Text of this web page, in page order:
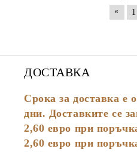
«
1
ДОСТАВКА
Срока за доставка е
дни. Доставките се
2,60 евро при
2,60 евро при